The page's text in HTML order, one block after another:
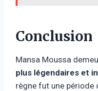
Conclusion
Mansa Moussa
plus légendaires et
règne fut une période